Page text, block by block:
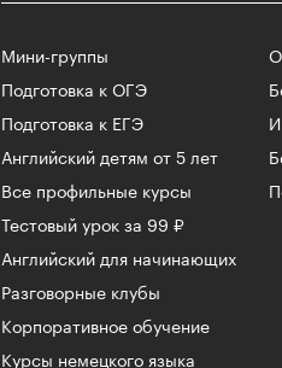
Мини-группы
Подготовка к ОГЭ
Подготовка к ЕГЭ
Английский детям от 5 лет
Все профильные курсы
Тестовый урок за 99 ₽
Английский для начинающих
Разговорные клубы
Корпоративное обучение
Курсы немецкого языка